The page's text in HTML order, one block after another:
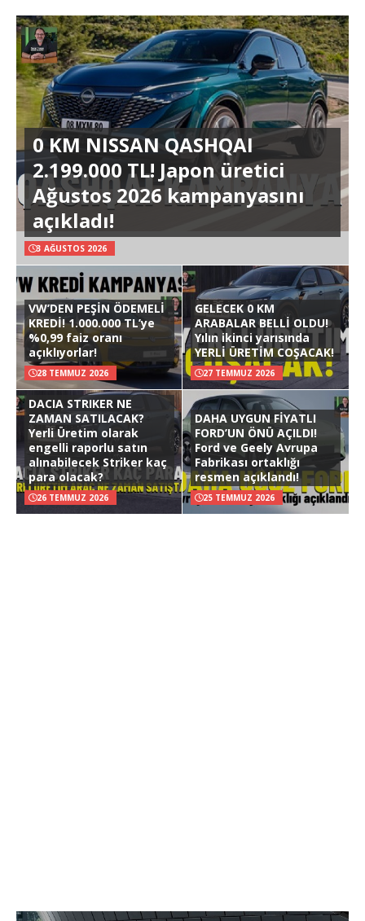
0 KM NISSAN QASHQAI
2.199.000 TL! Japon üretici
Ağustos 2026 kampanyasını
açıkladı!
3 AĞUSTOS 2026
VW’DEN PEŞİN ÖDEMELİ
KREDİ! 1.000.000 TL’ye
%0,99 faiz oranı
açıklıyorlar!
28 TEMMUZ 2026
GELECEK 0 KM
ARABALAR BELLİ OLDU!
Yılın ikinci yarısında
YERLİ ÜRETİM COŞACAK!
27 TEMMUZ 2026
DACIA STRIKER NE
ZAMAN SATILACAK?
Yerli Üretim olarak
engelli raporlu satın
alınabilecek Striker kaç
para olacak?
26 TEMMUZ 2026
DAHA UYGUN FİYATLI
FORD’UN ÖNÜ AÇILDI!
Ford ve Geely Avrupa
Fabrikası ortaklığı
resmen açıklandı!
25 TEMMUZ 2026